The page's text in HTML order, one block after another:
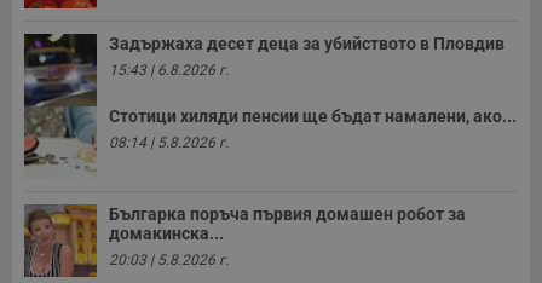
Задържаха десет деца за убийството в Пловдив
15:43 | 6.8.2026 г.
Стотици хиляди пенсии ще бъдат намалени, ако...
08:14 | 5.8.2026 г.
Българка поръча първия домашен робот за
домакинска...
20:03 | 5.8.2026 г.